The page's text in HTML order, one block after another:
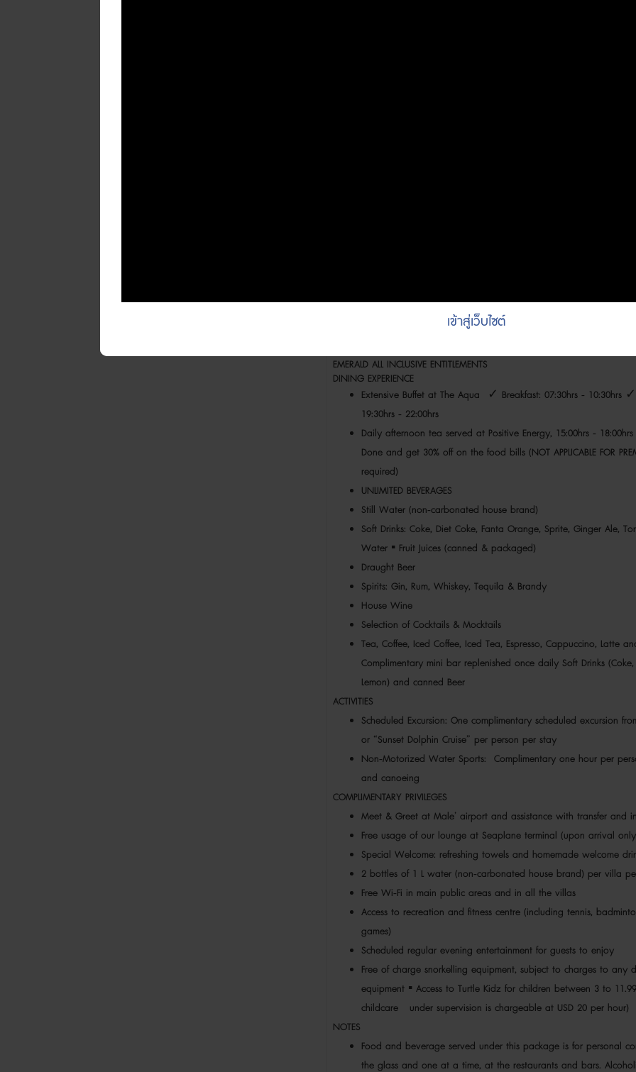
ค่าประกันภัยเดินทาง/ Travel Insurance
EMERALD ALL INCLUSIVE ENTITLEMENTS
DINING EXPERIENCE
Extensive Buffet at The Aqua ✓ Breakfast: 07:30hrs - 10:30hrs
19:30hrs - 22:00hrs
Daily afternoon tea served at Positive Energy, 15:00hrs -
Done and get 30% off on the food bills (NOT APPLICABLE FOR
required)
UNLIMITED BEVERAGES
Still Water (non-carbonated house brand)
Soft Drinks: Coke, Diet Coke, Fanta Orange, Sprite, Ginger Ale,
Water ▪ Fruit Juices (canned & packaged)
Draught Beer
Spirits: Gin, Rum, Whiskey, Tequila & Brandy
House Wine
Selection of Cocktails & Mocktails
Tea, Coffee, Iced Coffee, Iced Tea, Espresso, Cappuccino, Latte
Complimentary mini bar replenished once daily Soft Drinks
Lemon) and canned Beer
ACTIVITIES
Scheduled Excursion: One complimentary scheduled excursion
or “Sunset Dolphin Cruise” per person per stay
Non-Motorized Water Sports: Complimentary one hour per
and canoeing
COMPLIMENTARY PRIVILEGES
Meet & Greet at Male’ airport and assistance with transfer and
Free usage of our lounge at Seaplane terminal (upon arrival
Special Welcome: refreshing towels and homemade welcome
2 bottles of 1 L water (non-carbonated house brand) per villa
Free Wi-Fi in main public areas and in all the villas
Access to recreation and fitness centre (including tennis,
games)
Scheduled regular evening entertainment for guests to enjoy
Free of charge snorkelling equipment, subject to charges to any
equipment ▪ Access to Turtle Kidz for children between 3 to
childcare under supervision is chargeable at USD 20 per hour)
NOTES
Food and beverage served under this package is for personal
the glass and one at a time, at the restaurants and bars.
เข้าสู่เว็บไซต์